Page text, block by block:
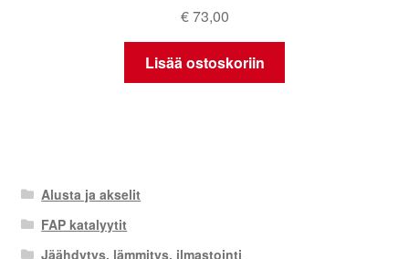
€73,00
Lisää ostoskoriin
Alusta ja akselit
FAP katalyytit
Jäähdytys, lämmitys, ilmastointi